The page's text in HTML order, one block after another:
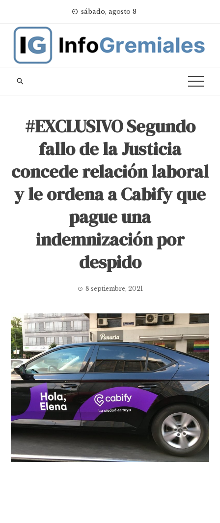
content
sábado, agosto 8
#EXCLUSIVO Segundo
fallo de la Justicia
concede relación laboral
y le ordena a Cabify que
pague una
indemnización por
despido
8 septiembre, 2021